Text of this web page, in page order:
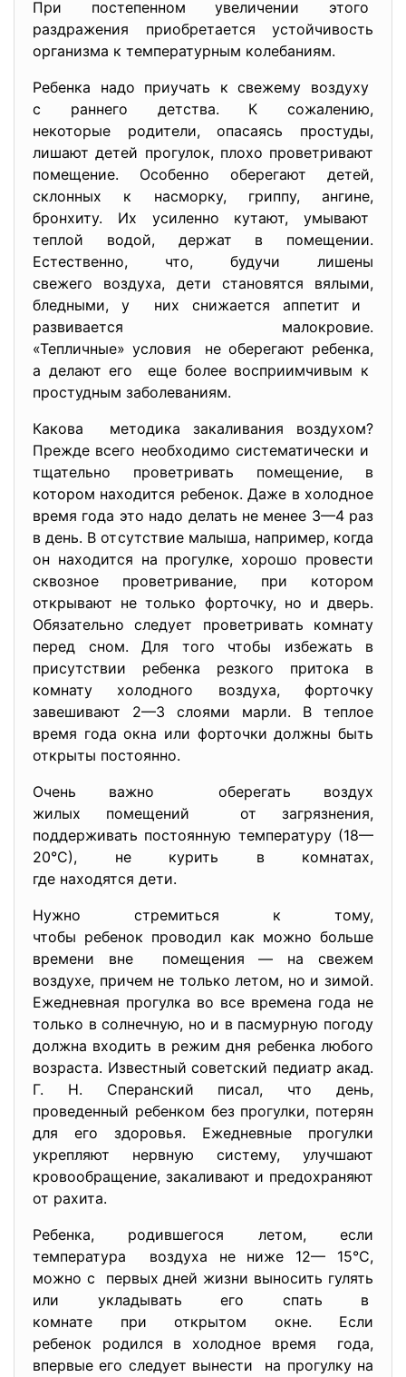
При постепенном увеличении этого
раздражения приобретается устойчивость
организма к температурным колебаниям.
Ребенка надо приучать к свежему воздуху
с раннего детства. К сожалению,
некоторые родители, опасаясь простуды,
лишают детей прогулок, плохо проветривают
помещение. Особенно оберегают детей,
склонных к насморку, гриппу, ангине,
бронхиту. Их усиленно кутают, умывают
теплой водой, держат в помещении.
Естественно, что, будучи лишены
свежего воздуха, дети становятся вялыми,
бледными, у них снижается аппетит и
развивается малокровие.
«Тепличные» условия не оберегают ребенка,
а делают его еще более восприимчивым к
простудным заболеваниям.
Какова методика закаливания воздухом?
Прежде всего необходимо систематически и
тщательно проветривать помещение, в
котором находится ребенок. Даже в холодное
время года это надо делать не менее 3—4 раз
в день. В отсутствие малыша, например, когда
он находится на прогулке, хорошо провести
сквозное проветривание, при котором
открывают не только форточку, но и дверь.
Обязательно следует проветривать комнату
перед сном. Для того чтобы избежать в
присутствии ребенка резкого притока в
комнату холодного воздуха, форточку
завешивают 2—3 слоями марли. В теплое
время года окна или форточки должны быть
открыты постоянно.
Очень важно оберегать воздух
жилых помещений от загрязнения,
поддерживать постоянную температуру (18—
20°С), не курить в комнатах,
где находятся дети.
Нужно стремиться к тому,
чтобы ребенок проводил как можно больше
времени вне помещения — на свежем
воздухе, причем не только летом, но и зимой.
Ежедневная прогулка во все времена года не
только в солнечную, но и в пасмурную погоду
должна входить в режим дня ребенка любого
возраста. Известный советский педиатр акад.
Г. Н. Сперанский писал, что день,
проведенный ребенком без прогулки, потерян
для его здоровья. Ежедневные прогулки
укрепляют нервную систему, улучшают
кровообращение, закаливают и предохраняют
от рахита.
Ребенка, родившегося летом, если
температура воздуха не ниже 12— 15°С,
можно с первых дней жизни выносить гулять
или укладывать его спать в
комнате при открытом окне. Если
ребенок родился в холодное время года,
впервые его следует вынести на прогулку на